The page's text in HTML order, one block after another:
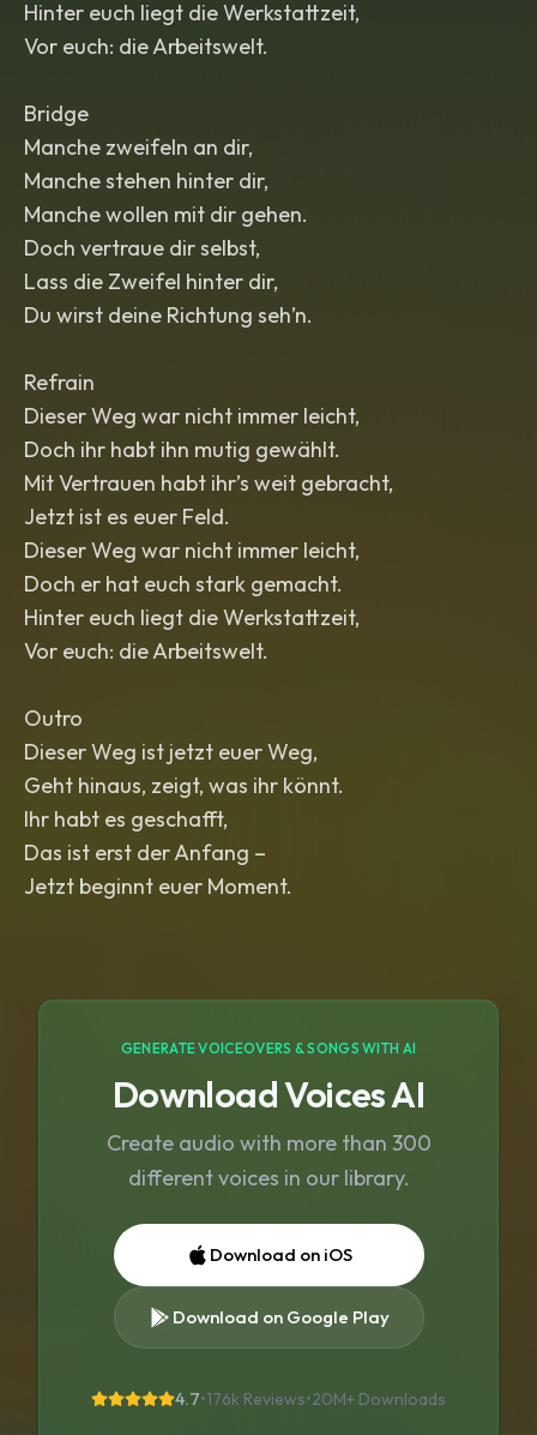
Hinter euch liegt die Werkstattzeit,
Vor euch: die Arbeitswelt.
Bridge
Manche zweifeln an dir,
Manche stehen hinter dir,
Manche wollen mit dir gehen.
Doch vertraue dir selbst,
Lass die Zweifel hinter dir,
Du wirst deine Richtung seh’n.
Refrain
Dieser Weg war nicht immer leicht,
Doch ihr habt ihn mutig gewählt.
Mit Vertrauen habt ihr’s weit gebracht,
Jetzt ist es euer Feld.
Dieser Weg war nicht immer leicht,
Doch er hat euch stark gemacht.
Hinter euch liegt die Werkstattzeit,
Vor euch: die Arbeitswelt.
Outro
Dieser Weg ist jetzt euer Weg,
Geht hinaus, zeigt, was ihr könnt.
Ihr habt es geschafft,
Das ist erst der Anfang –
Jetzt beginnt euer Moment.
GENERATE VOICEOVERS & SONGS WITH AI
Download Voices AI
Create audio with more than 300
different voices in our library.
Download on iOS
Download on Google Play
4.7•176k Reviews•20M+ Downloads